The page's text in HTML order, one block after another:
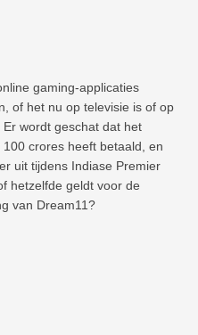
gaming-applicaties
of het nu op televisie is of op
wordt geschat dat het
crores heeft betaald, en
uit tijdens Indiase Premier
hetzelfde geldt voor de
van Dream11?